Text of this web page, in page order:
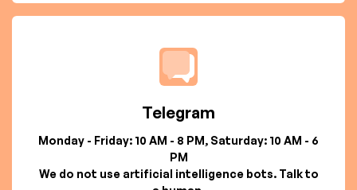
Telegram
Monday - Friday: 10 AM - 8 PM, Saturday: 10 AM - 6
PM
We do not use artificial intelligence bots. Talk to